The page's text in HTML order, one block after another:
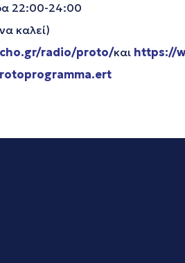
22:00-24:00
καλεί)
radio/proto/και https://